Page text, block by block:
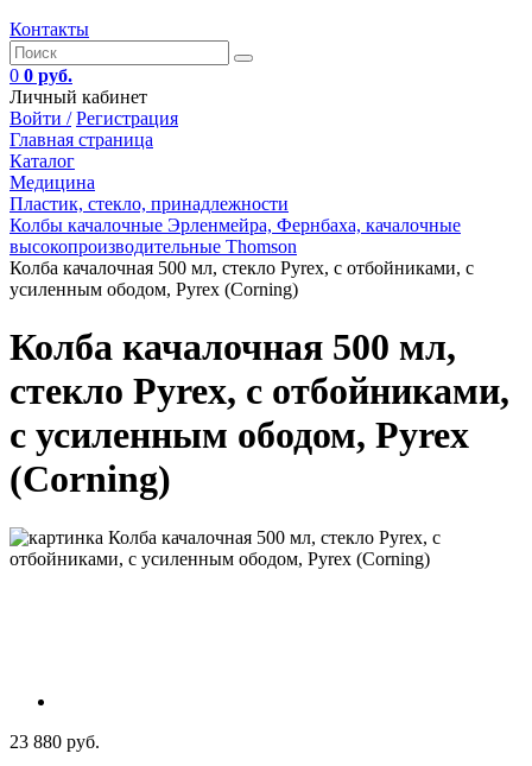
Контакты
0 0 руб.
Личный кабинет
Войти / Регистрация
Главная страница
Каталог
Медицина
Пластик, стекло, принадлежности
Колбы качалочные Эрленмейра, Фернбаха, качалочные
высокопроизводительные Thomson
Колба качалочная 500 мл, стекло Pyrex, с отбойниками, с
усиленным ободом, Pyrex (Corning)
Колба качалочная 500 мл,
стекло Pyrex, с отбойниками,
с усиленным ободом, Pyrex
(Corning)
23 880 руб.